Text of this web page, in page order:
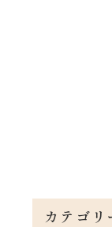
カテゴリ